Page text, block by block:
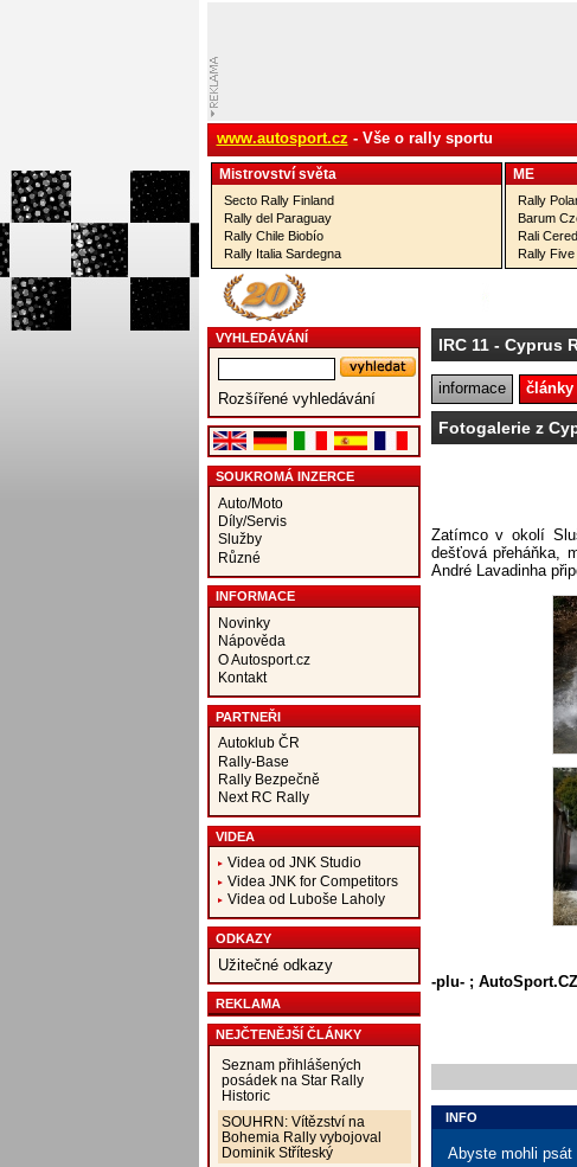
www.autosport.cz - Vše o rally sportu
Mistrovství­ světa
Secto Rally Finland
Rally del Paraguay
Rally Chile Biobío
Rally Italia Sardegna
ME
Rally
Barum
Rali
Rally
VYHLEDÁVÁNÍ
Rozšířené vyhledávání
SOUKROMÁ INZERCE
Auto/Moto
Díly/Servis
Služby
Různé
INFORMACE
Novinky
Nápověda
O Autosport.cz
Kontakt
PARTNEŘI
Autoklub ČR
Rally-Base
Rally Bezpečně
Next RC Rally
VIDEA
Videa od JNK Studio
Videa JNK for Competitors
Videa od Luboše Laholy
ODKAZY
Užitečné odkazy
REKLAMA
NEJČTENĚJŠÍ ČLÁNKY
Seznam přihlášených
posádek na Star Rally
Historic
SOUHRN: Vítězství na
Bohemia Rally vybojoval
Dominik Stříteský
IRC 11- Cyprus
informace články
Fotogalerie z
Zatímco v okolí
dešťová přeháňka,
André Lavadinha
-plu- ; AutoSport.CZ
INFO
Abyste mohli